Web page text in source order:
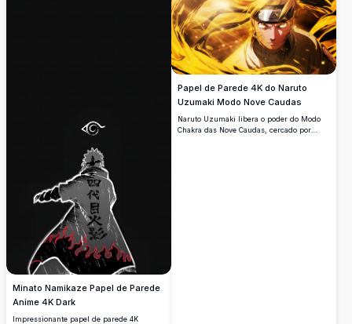
Minato Namikaze Papel de Parede
Anime 4K Dark
Impressionante papel de parede 4K
Papel de Parede 4K do Naruto
Uzumaki Modo Nove Caudas
Naruto Uzumaki libera o poder do Modo
Chakra das Nove Caudas, cercado por